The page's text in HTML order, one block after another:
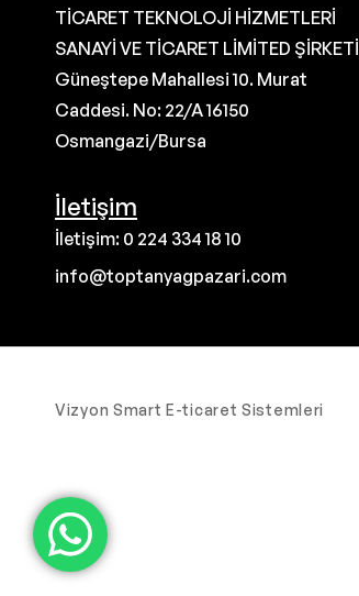
TİCARET TEKNOLOJİ HİZMETLERİ
SANAYİ VE TİCARET LİMİTED ŞİRKETİ
Güneştepe Mahallesi 10. Murat
Caddesi. No: 22/A 16150
Osmangazi/Bursa
İletişim
İletişim: 0 224 334 18 10
info@toptanyagpazari.com
Vizyon Smart E-ticaret Sistemleri